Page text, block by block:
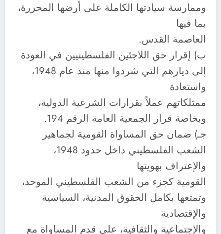
وممارسة سيادتها الكاملة على أرضها المحررة،
بما فيها
العاصمة القدس.
ب) إقرار حق اللاجئين الفلسطينيين في العودة
إلى ديارهم التي شردوا منها منذ عام 1948،
واستعادة
ممتلكاتهم عملاً بقرارات الشرعية الدولية،
وبخاصة قرار الجمعية العامة الرقم 194.
جـ) ضمان حق المساواة القومية لجماهير
الشعب الفلسطيني داخل حدود 1948،
والإعتراف بهويتها
القومية كجزء من الشعب الفلسطيني الموحد،
وتمتعها بكامل الحقوق المدنية، السياسية
والإقتصادية
والإجتماعية والثقافية، على قدم المساواة مع